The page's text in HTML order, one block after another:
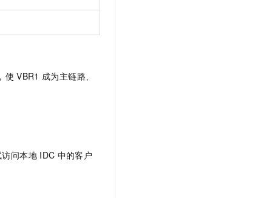
使 VBR1 成为主链路、
问本地 IDC 中的客户